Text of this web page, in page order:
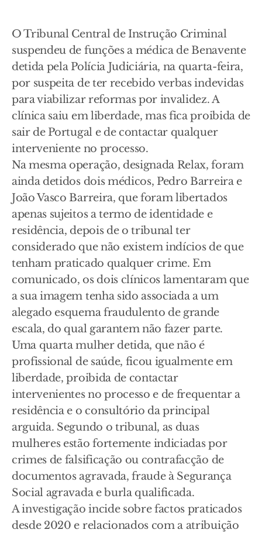
O Tribunal Central de Instrução Criminal
suspendeu de funções a médica de Benavente
detida pela Polícia Judiciária, na quarta-feira,
por suspeita de ter recebido verbas indevidas
para viabilizar reformas por invalidez. A
clínica saiu em liberdade, mas fica proibida de
sair de Portugal e de contactar qualquer
interveniente no processo.
Na mesma operação, designada Relax, foram
ainda detidos dois médicos, Pedro Barreira e
João Vasco Barreira, que foram libertados
apenas sujeitos a termo de identidade e
residência, depois de o tribunal ter
considerado que não existem indícios de que
tenham praticado qualquer crime. Em
comunicado, os dois clínicos lamentaram que
a sua imagem tenha sido associada a um
alegado esquema fraudulento de grande
escala, do qual garantem não fazer parte.
Uma quarta mulher detida, que não é
profissional de saúde, ficou igualmente em
liberdade, proibida de contactar
intervenientes no processo e de frequentar a
residência e o consultório da principal
arguida. Segundo o tribunal, as duas
mulheres estão fortemente indiciadas por
crimes de falsificação ou contrafacção de
documentos agravada, fraude à Segurança
Social agravada e burla qualificada.
A investigação incide sobre factos praticados
desde 2020 e relacionados com a atribuição